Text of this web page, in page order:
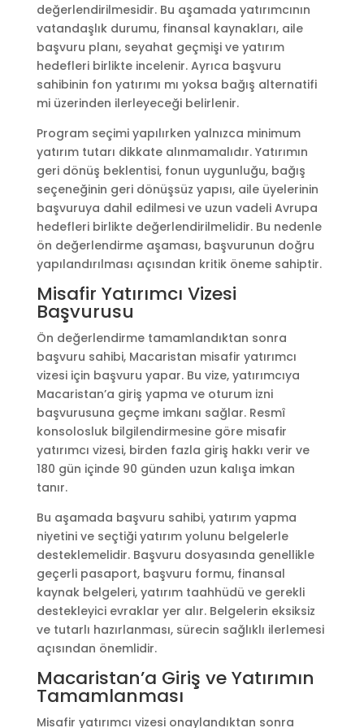
değerlendirilmesidir. Bu aşamada yatırımcının
vatandaşlık durumu, finansal kaynakları, aile
başvuru planı, seyahat geçmişi ve yatırım
hedefleri birlikte incelenir. Ayrıca başvuru
sahibinin fon yatırımı mı yoksa bağış alternatifi
mi üzerinden ilerleyeceği belirlenir.
Program seçimi yapılırken yalnızca minimum
yatırım tutarı dikkate alınmamalıdır. Yatırımın
geri dönüş beklentisi, fonun uygunluğu, bağış
seçeneğinin geri dönüşsüz yapısı, aile üyelerinin
başvuruya dahil edilmesi ve uzun vadeli Avrupa
hedefleri birlikte değerlendirilmelidir. Bu nedenle
ön değerlendirme aşaması, başvurunun doğru
yapılandırılması açısından kritik öneme sahiptir.
Misafir Yatırımcı Vizesi
Başvurusu
Ön değerlendirme tamamlandıktan sonra
başvuru sahibi, Macaristan misafir yatırımcı
vizesi için başvuru yapar. Bu vize, yatırımcıya
Macaristan’a giriş yapma ve oturum izni
başvurusuna geçme imkanı sağlar. Resmî
konsolosluk bilgilendirmesine göre misafir
yatırımcı vizesi, birden fazla giriş hakkı verir ve
180 gün içinde 90 günden uzun kalışa imkan
tanır.
Bu aşamada başvuru sahibi, yatırım yapma
niyetini ve seçtiği yatırım yolunu belgelerle
desteklemelidir. Başvuru dosyasında genellikle
geçerli pasaport, başvuru formu, finansal
kaynak belgeleri, yatırım taahhüdü ve gerekli
destekleyici evraklar yer alır. Belgelerin eksiksiz
ve tutarlı hazırlanması, sürecin sağlıklı ilerlemesi
açısından önemlidir.
Macaristan’a Giriş ve Yatırımın
Tamamlanması
Misafir yatırımcı vizesi onaylandıktan sonra